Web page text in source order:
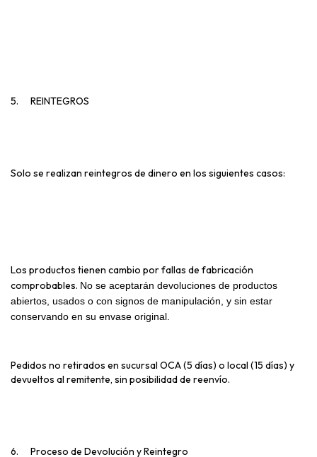
5. REINTEGROS
Solo se realizan reintegros de dinero en los siguientes casos:
Los productos tienen cambio por fallas de fabricación
comprobables. No se aceptarán devoluciones de productos
abiertos, usados o con signos de manipulación, y sin estar
conservando en su envase original.
Pedidos no retirados en sucursal OCA (5 días) o local (15 días) y
devueltos al remitente, sin posibilidad de reenvío.
6. Proceso de Devolución y Reintegro